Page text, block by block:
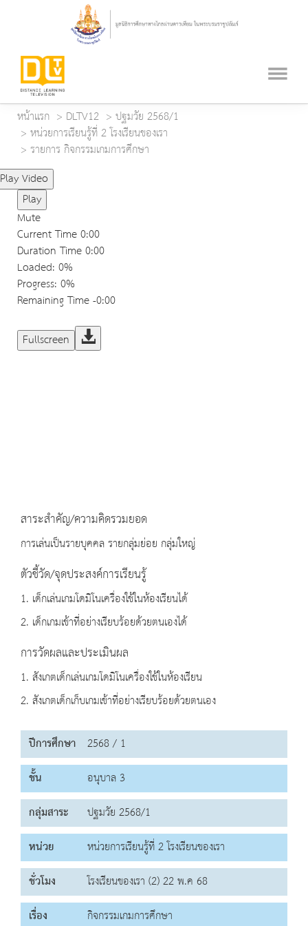
หน้าแรก DLTV12
ปฐมวัย 2568/1
หน่วยการเรียนรู้ที่ 2 โรงเรียนของเรา
รายการ กิจกรรมเกมการศึกษา
Play Video
Play
Mute
Current Time0:00
Duration Time0:00
Loaded: 0%
Progress: 0%
Remaining Time-0:00
Fullscreen
สาระสำคัญ/ความคิดรวมยอด
การเล่นเป็นรายบุคคล รายกลุ่มย่อย กลุ่มใหญ่
ตัวชี้วัด/จุดประสงค์การเรียนรู้
1. เด็กเล่นเกมโดมิโนเครื่องใช้ในห้องเรียนได้
2. เด็กเกมเข้าที่อย่างเรียบร้อยด้วยตนเองได้
การวัดผลและประเมินผล
1. สังเกตเด็กเล่นเกมโดมิโนเครื่องใช้ในห้องเรียน
2. สังเกตเด็กเก็บเกมเข้าที่อย่างเรียบร้อยด้วยตนเอง
ปีการศึกษา 2568 / 1
ชั้น
อนุบาล 3
กลุ่มสาระ
ปฐมวัย 2568/1
หน่วย
หน่วยการเรียนรู้ที่ 2 โรงเรียนของเรา
ชั่วโมง
โรงเรียนของเรา (2) 22 พ.ค 68
เรื่อง
กิจกรรมเกมการศึกษา